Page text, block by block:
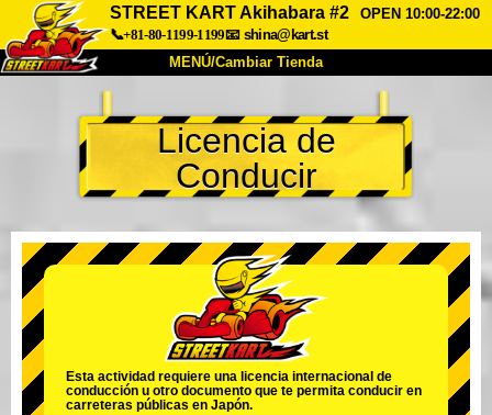
STREET KART Akihabara #2
OPEN 10:00-22:00
📞+81-80-1199-1199📧 shina@kart.st
MENÚ/Cambiar Tienda
Acerca de Especificaciones Precios
Acceso Testimonios Preguntas Frecuentes
Cambiar Tienda
Tokyo Akihabara#1
Tokyo Akihabara#2
Tokyo Shibuya Annex Tokyo Bay
Tokyo Asakusa
Licencia de
Conducir
Esta actividad requiere una licencia internacional de
conducción u otro documento que te permita conducir en
carreteras públicas en Japón.